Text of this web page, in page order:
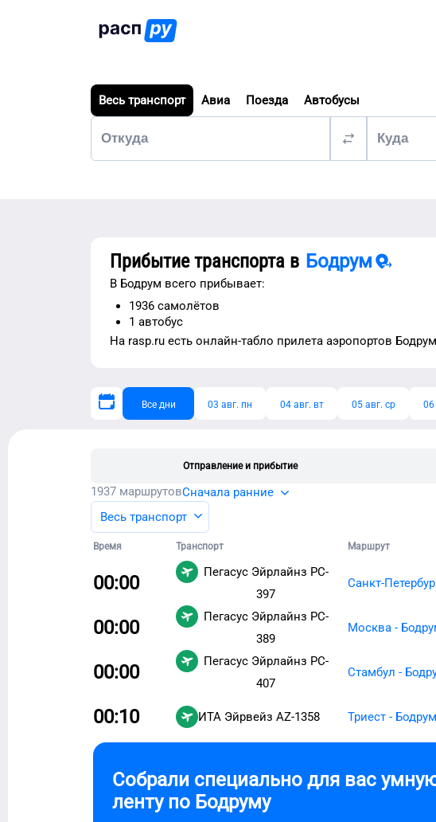
Весь транспорт Авиа Поезда Автобусы
Прибытие транспорта в Бодрум
В Бодрум всего прибывает:
1936 самолётов
1 автобус
На rasp.ru есть онлайн-табло прилета аэропортов
Все дни 03 авг. пн 04 авг. вт 05 авг. ср 06
Отправление и прибытие
1937 маршрутовСначала ранние
Весь транспорт
Время Транспорт Маршрут
00:00 Пегасус Эйрлайнз PC-
397
Санкт-
00:00 Пегасус Эйрлайнз PC-
389
Москва -
00:00 Пегасус Эйрлайнз PC-
407
Стамбул -
00:10 ИТА Эйрвейз AZ-1358 Триест - Бодрум
Собрали специально для вас
ленту по Бодруму